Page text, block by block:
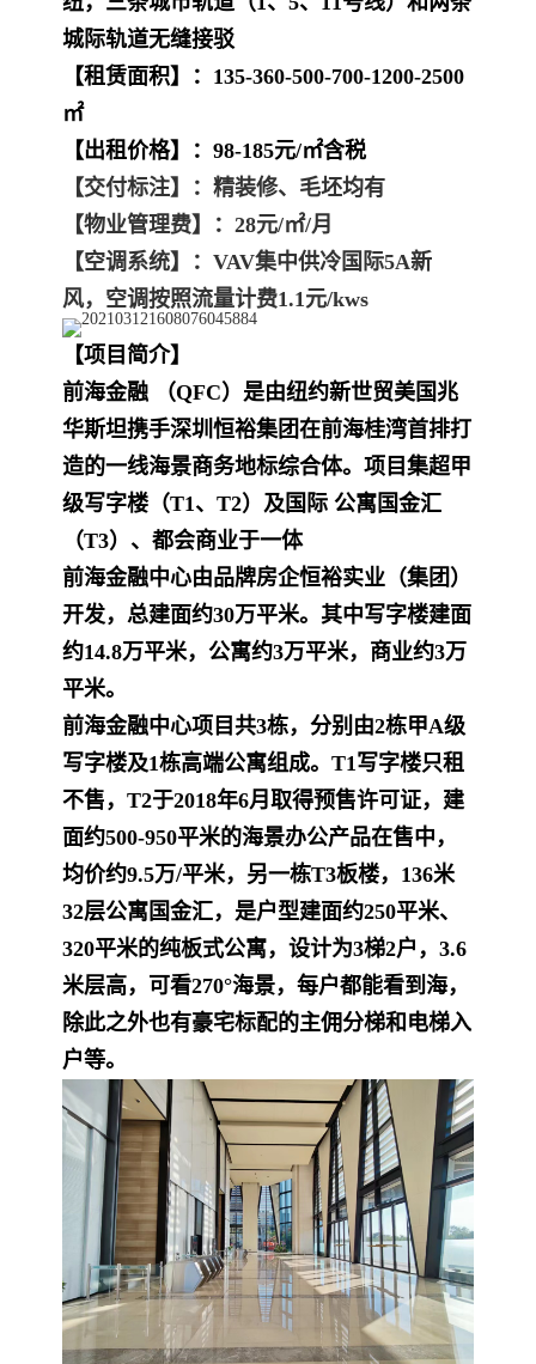
城际轨道无缝接驳
【租赁面积】：135-360-500-700-1200-2500
㎡
【出租价格】：98-185元/㎡含税
【交付标注】 ： 精装修、毛坯均有
【物业管理费】 ： 28元/㎡/月
【空调系统】 ： VAV集中供冷国际5A新
风，空调按照流量计费1.1元/kws
【项目简介】
前海金融 （QFC）是由纽约新世贸美国兆
华斯坦携手深圳恒裕集团在前海桂湾首排打
造的一线海景商务地标综合体。项目集超甲
级写字楼（T1、T2）及国际 公寓国金汇
（T3）、都会商业于一体
前海金融中心由品牌房企恒裕实业（集团）
开发，总建面约30万平米。其中写字楼建面
约14.8万平米，公寓约3万平米，商业约3万
平米。
前海金融中心项目共3栋，分别由2栋甲A级
写字楼及1栋高端公寓组成。T1写字楼只租
不售，T2于2018年6月取得预售许可证，建
面约500-950平米的海景办公产品在售中，
均价约9.5万/平米，另一栋T3板楼，136米
32层公寓国金汇，是户型建面约250平米、
320平米的纯板式公寓，设计为3梯2户，3.6
米层高，可看270°海景，每户都能看到海，
除此之外也有豪宅标配的主佣分梯和电梯入
户等。